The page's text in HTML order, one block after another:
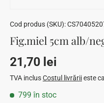
Cod produs (SKU):
Fig.miel 5cm alb/
Preț standard
21,70 lei
TVA inclusCostul livrăriieste
799 în stoc